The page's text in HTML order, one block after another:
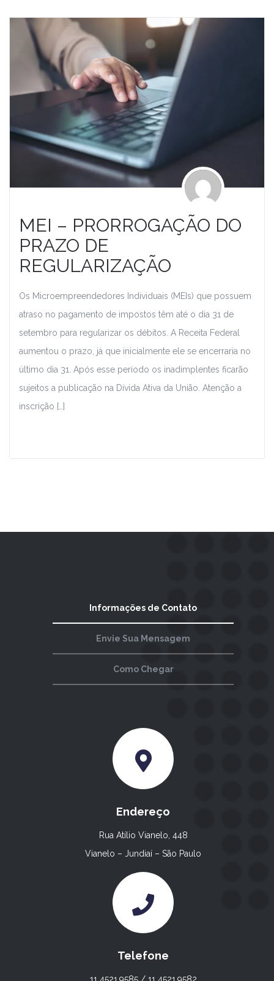
MEI – PRORROGAÇÃO DO
PRAZO DE
REGULARIZAÇÃO
Os Microempreendedores Individuais (MEIs) que possuem
atraso no pagamento de impostos têm até o dia 31 de
setembro para regularizar os débitos. A Receita Federal
aumentou o prazo, já que inicialmente ele se encerraria no
último dia 31. Após esse período os inadimplentes ficarão
sujeitos a publicação na Dívida Ativa da União. Atenção a
inscrição […]
Informações de Contato
Envie Sua Mensagem
Como Chegar
Endereço
Rua Atílio Vianelo, 448
Vianelo – Jundiaí – São Paulo
Telefone